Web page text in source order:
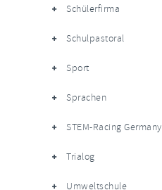
Schülerfirma
Schulpastoral
Sport
Sprachen
STEM-Racing Germany
Trialog
Umweltschule